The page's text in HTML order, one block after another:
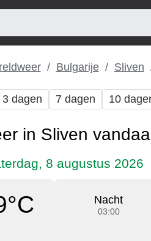
Bulgarije Sliven
3 dagen 7 dagen 10
in Sliven
8 augustus 2026
Nacht
03:00